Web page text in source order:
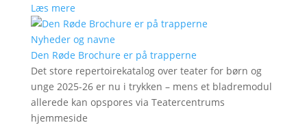
Læs mere
Nyheder og navne
Den Røde Brochure er på trapperne
Det store repertoirekatalog over teater for børn og
unge 2025-26 er nu i trykken – mens et bladremodul
allerede kan opspores via Teatercentrums
hjemmeside